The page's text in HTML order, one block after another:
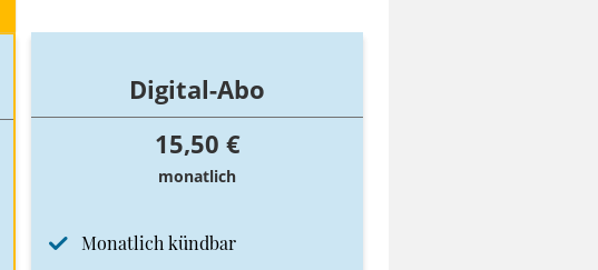
Digital-Abo
15,50 €
monatlich
Monatlich kündbar